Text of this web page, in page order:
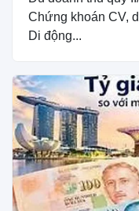
Chứng khoán CV,
Di động...